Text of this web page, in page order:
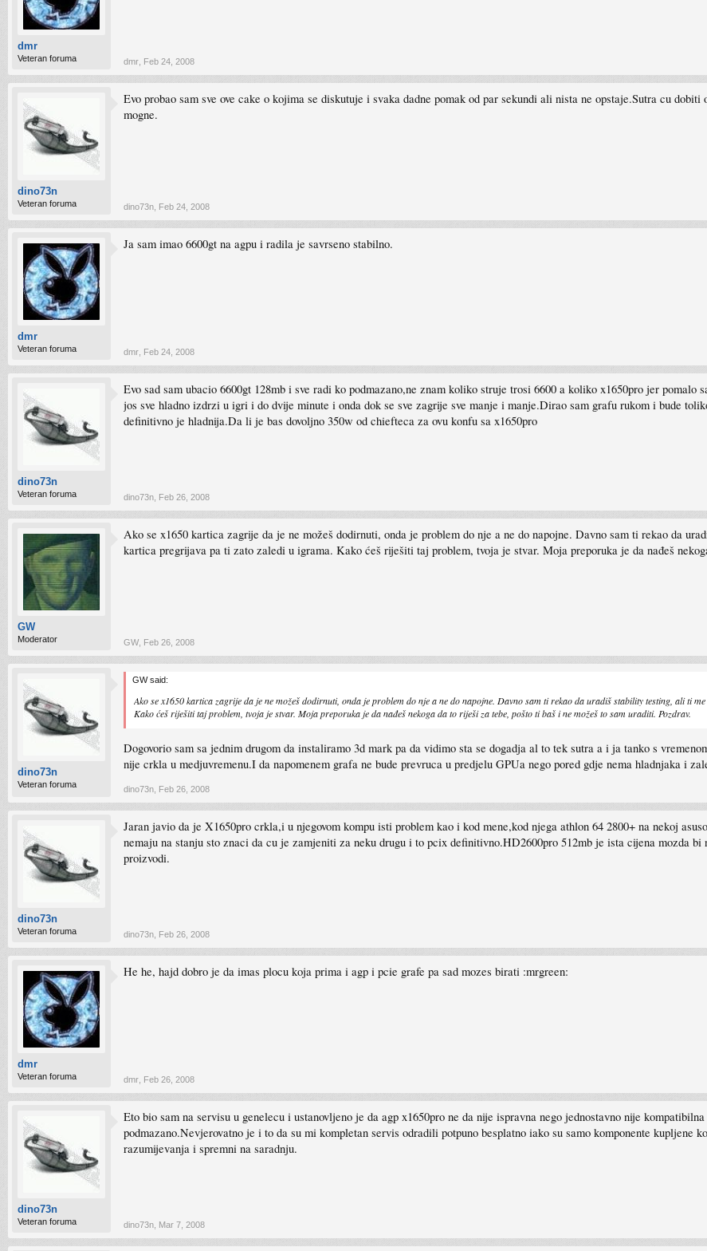
dmr
Veteran foruma dmr Feb 24, 2008
dino73n
Veteran foruma
Evo probao sam sve ove cake o kojima se diskutuje i svaka dadne pomak od par sekundi ali nista ne opstaje.Sutra cu
mogne.
dino73n Feb 24, 2008
dmr
Veteran foruma
Ja sam imao 6600gt na agpu i radila je savrseno stabilno.
dmr Feb 24, 2008
dino73n
Veteran foruma
Evo sad sam ubacio 6600gt 128mb i sve radi ko podmazano,ne znam koliko struje trosi 6600 a koliko x1650pro jer
jos sve hladno izdrzi u igri i do dvije minute i onda dok se sve zagrije sve manje i manje.Dirao sam grafu rukom i bude
definitivno je hladnija.Da li je bas dovoljno 350w od chiefteca za ovu konfu sa x1650pro
dino73n Feb 26, 2008
GW
Moderator
Ako se x1650 kartica zagrije da je ne možeš dodirnuti, onda je problem do nje a ne do napojne. Davno sam ti rekao da
kartica pregrijava pa ti zato zaledi u igrama. Kako ćeš riješiti taj problem, tvoja je stvar. Moja preporuka je da nađeš
GW Feb 26, 2008
dino73n
Veteran foruma
GW said:
Ako se x1650 kartica zagrije da je ne možeš dodirnuti, onda je problem do nje a ne do napojne. Davno sam ti rekao da uradiš stability testing, ali ti
Kako ćeš riješiti taj problem, tvoja je stvar. Moja preporuka je da nađeš nekoga da to riješi za tebe, pošto ti baš i ne možeš to sam uraditi. Pozdrav.
Dogovorio sam sa jednim drugom da instaliramo 3d mark pa da vidimo sta se dogadja al to tek sutra a i ja tanko s
nije crkla u medjuvremenu.I da napomenem grafa ne bude prevruca u predjelu GPUa nego pored gdje nema hladnjaka i
dino73n Feb 26, 2008
dino73n
Veteran foruma
Jaran javio da je X1650pro crkla,i u njegovom kompu isti problem kao i kod mene,kod njega athlon 64 2800+ na nekoj
nemaju na stanju sto znaci da cu je zamjeniti za neku drugu i to pcix definitivno.HD2600pro 512mb je ista cijena mozda
proizvodi.
dino73n Feb 26, 2008
dmr
Veteran foruma
He he, hajd dobro je da imas plocu koja prima i agp i pcie grafe pa sad mozes birati :mrgreen:
dmr Feb 26, 2008
dino73n
Veteran foruma
Eto bio sam na servisu u genelecu i ustanovljeno je da agp x1650pro ne da nije ispravna nego jednostavno nije
podmazano.Nevjerovatno je i to da su mi kompletan servis odradili potpuno besplatno iako su samo komponente
razumijevanja i spremni na saradnju.
dino73n Mar 7, 2008